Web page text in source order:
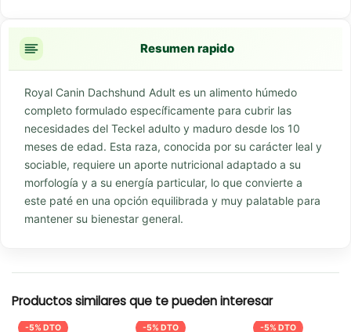
Resumen rapido
Royal Canin Dachshund Adult es un alimento húmedo
completo formulado específicamente para cubrir las
necesidades del Teckel adulto y maduro desde los 10
meses de edad. Esta raza, conocida por su carácter leal y
sociable, requiere un aporte nutricional adaptado a su
morfología y a su energía particular, lo que convierte a
este paté en una opción equilibrada y muy palatable para
mantener su bienestar general.
Productos similares que te pueden interesar
-5% DTO -5% DTO -5% DTO